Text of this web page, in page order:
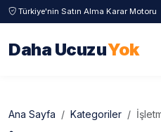
Türkiye'nin Satın Alma Karar Motoru
Daha UcuzuYok
Ana Sayfa Kategoriler